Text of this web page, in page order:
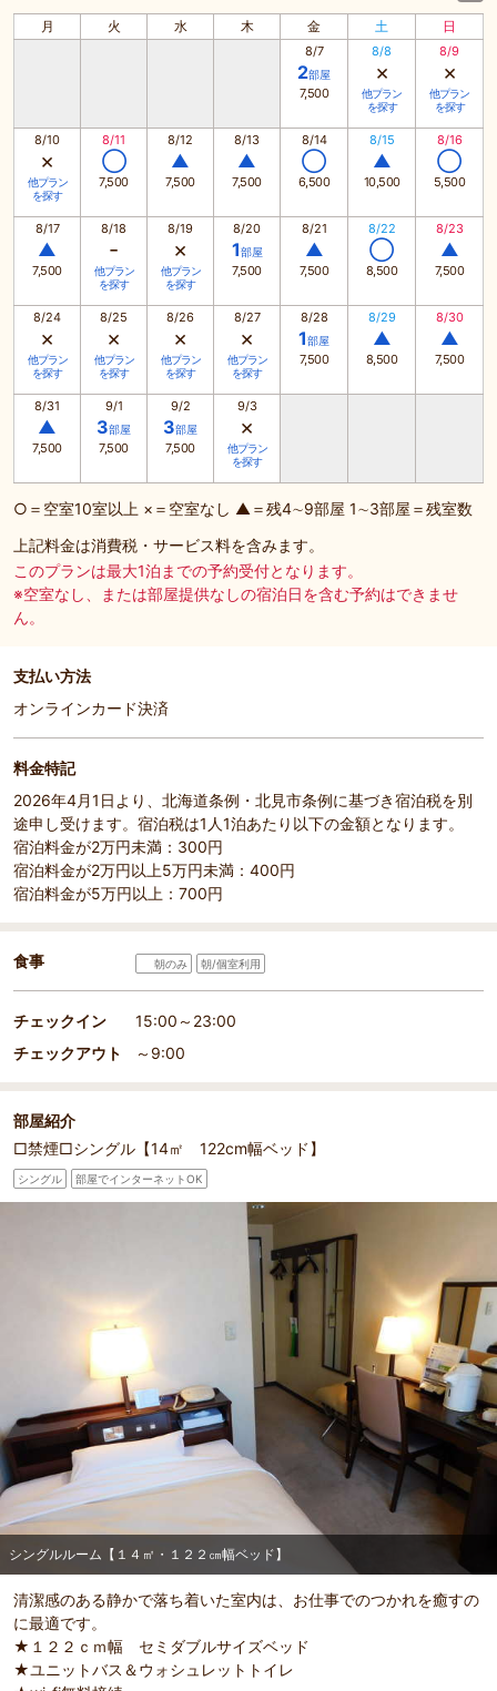
月 火 水 木 金 土 日
8/7
2部屋
7,500
8/8
×
他プラン
を探す
8/9
×
他プラン
を探す
8/10
×
他プラン
を探す
8/11
◯
7,500
8/12
▲
7,500
8/13
▲
7,500
8/14
◯
6,500
8/15
▲
10,500
8/16
◯
5,500
8/17
▲
7,500
8/18
-
他プラン
を探す
8/19
×
他プラン
を探す
8/20
1部屋
7,500
8/21
▲
7,500
8/22
◯
8,500
8/23
▲
7,500
8/24
×
他プラン
を探す
8/25
×
他プラン
を探す
8/26
×
他プラン
を探す
8/27
×
他プラン
を探す
8/28
1部屋
7,500
8/29
▲
8,500
8/30
▲
7,500
8/31
▲
7,500
9/1
3部屋
7,500
9/2
3部屋
7,500
9/3
×
他プラン
を探す
○＝空室10室以上 ×＝空室なし ▲＝残4∼9部屋 1∼3部屋＝残室数
上記料金は消費税・サービス料を含みます。
このプランは最大1泊までの予約受付となります。
※空室なし、または部屋提供なしの宿泊日を含む予約はできませ
ん。
支払い方法
オンラインカード決済
料金特記
2026年4月1日より、北海道条例・北見市条例に基づき宿泊税を別
途申し受けます。宿泊税は1人1泊あたり以下の金額となります。
宿泊料金が2万円未満：300円
宿泊料金が2万円以上5万円未満：400円
宿泊料金が5万円以上：700円
食事 朝のみ 朝/個室利用
チェックイン
15:00～23:00
チェックアウト
～9:00
部屋紹介
□禁煙□シングル【14㎡ 122cm幅ベッド】
シングル 部屋でインターネットOK
シングルルーム【１４㎡・１２２㎝幅ベッド】
清潔感のある静かで落ち着いた室内は、お仕事でのつかれを癒すの
に最適です。
★１２２ｃｍ幅 セミダブルサイズベッド
★ユニットバス＆ウォシュレットトイレ